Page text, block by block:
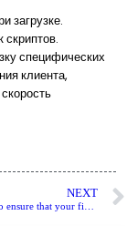
загрузке.
специфических
клиента,
NEXT